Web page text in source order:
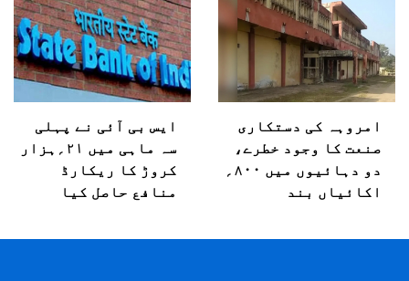
امروہہ کی دستکاری
صنعت کا وجود خطرے،
دو دہائیوں میں ۸۰۰؍
اکائیاں بند
ایس بی آئی نے پہلی
سہ ماہی میں ۲۱؍ہزار
کروڑ کا ریکارڈ
منافع حاصل کیا